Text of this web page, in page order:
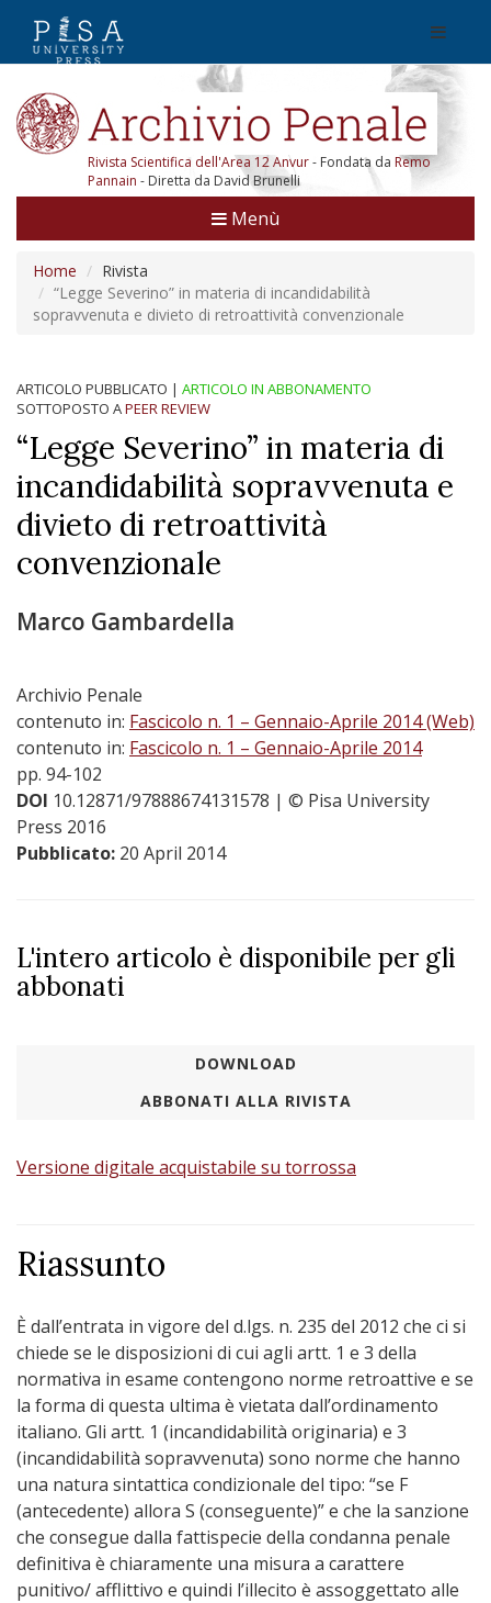
Rivista Scientifica dell'Area 12 Anvur- Fondata da Remo
Pannain - Diretta da David Brunelli
Menù
Home
Rivista
“Legge Severino” in materia di incandidabilità
sopravvenuta e divieto di retroattività convenzionale
ARTICOLO PUBBLICATO | ARTICOLO IN ABBONAMENTO
SOTTOPOSTO APEER REVIEW
“Legge Severino” in materia di
incandidabilità sopravvenuta e
divieto di retroattività
convenzionale
Marco Gambardella
Archivio Penale
contenuto in: Fascicolo n. 1 – Gennaio-Aprile 2014 (Web)
contenuto in: Fascicolo n. 1 – Gennaio-Aprile 2014
pp. 94-102
DOI 10.12871/97888674131578 | © Pisa University
Press 2016
Pubblicato: 20 April 2014
L'intero articolo è disponibile per gli
abbonati
DOWNLOAD
ABBONATI ALLA RIVISTA
Versione digitale acquistabile su torrossa
Riassunto
È dall’entrata in vigore del d.lgs. n. 235 del 2012 che ci si
chiede se le disposizioni di cui agli artt. 1 e 3 della
normativa in esame contengono norme retroattive e se
la forma di questa ultima è vietata dall’ordinamento
italiano. Gli artt. 1 (incandidabilità originaria) e 3
(incandidabilità sopravvenuta) sono norme che hanno
una natura sintattica condizionale del tipo: “se F
(antecedente) allora S (conseguente)” e che la sanzione
che consegue dalla fattispecie della condanna penale
definitiva è chiaramente una misura a carattere
punitivo/ afflittivo e quindi l’illecito è assoggettato alle